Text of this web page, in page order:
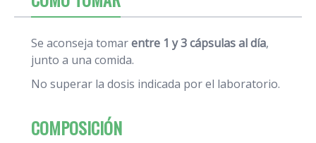
Se aconseja tomarentre 1 y 3 cápsulas al día,
junto a una comida.
No superar la dosis indicada por el laboratorio.
COMPOSICIÓN